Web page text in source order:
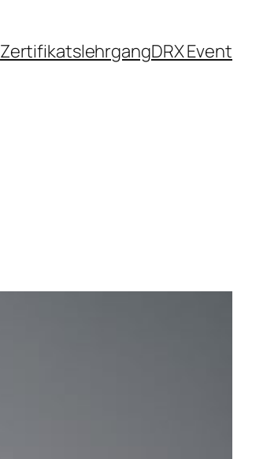
ZertifikatslehrgangDRX Event